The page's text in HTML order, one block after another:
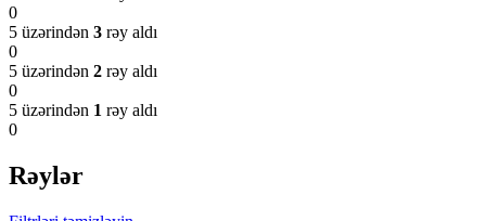
0
5 üzərindən 3 rəy aldı
0
5 üzərindən 2 rəy aldı
0
5 üzərindən 1 rəy aldı
0
Rəylər